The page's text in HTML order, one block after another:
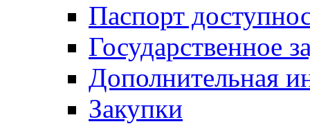
Паспорт
Государственное
Дополнительная
Закупки